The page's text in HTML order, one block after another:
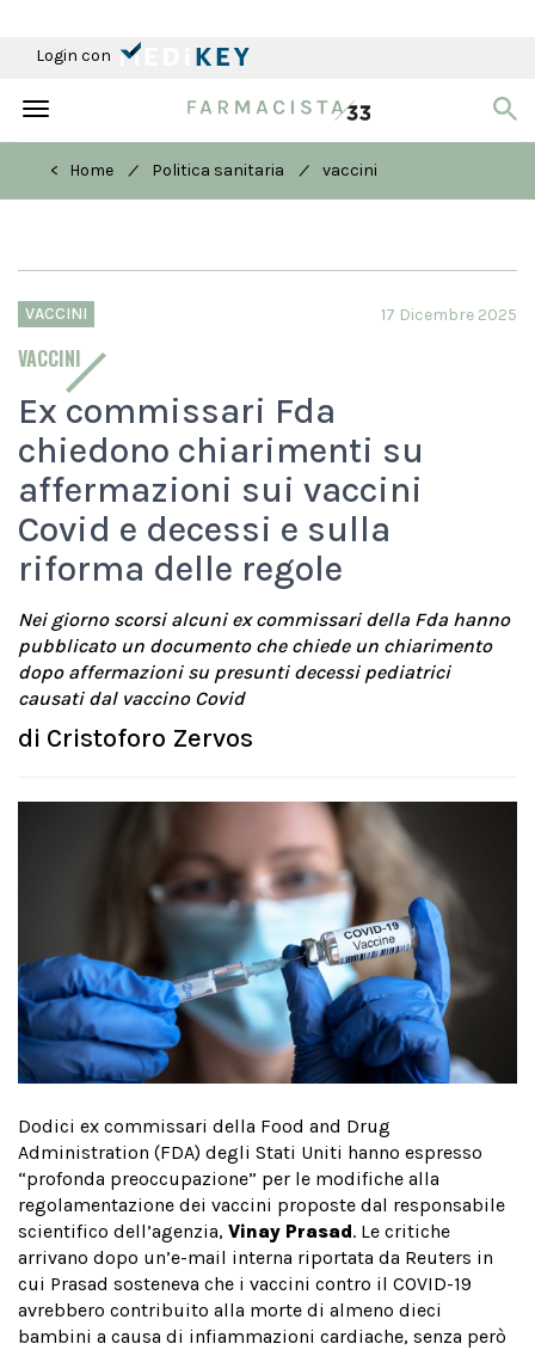
Login con
Toggle
< Home
/ Politica sanitaria / vaccini
VACCINI
VACCINI
17 Dicembre 2025
Ex commissari Fda
chiedono chiarimenti su
affermazioni sui vaccini
Covid e decessi e sulla
riforma delle regole
Nei giorno scorsi alcuni ex commissari della Fda hanno
pubblicato un documento che chiede un chiarimento
dopo affermazioni su presunti decessi pediatrici
causati dal vaccino Covid
di Cristoforo Zervos
Dodici ex commissari della Food and Drug
Administration (FDA) degli Stati Uniti hanno espresso
“profonda preoccupazione” per le modifiche alla
regolamentazione dei vaccini proposte dal responsabile
scientifico dell’agenzia, Vinay Prasad. Le critiche
arrivano dopo un’e-mail interna riportata da Reuters in
cui Prasad sosteneva che i vaccini contro il COVID-19
avrebbero contribuito alla morte di almeno dieci
bambini a causa di infiammazioni cardiache, senza però